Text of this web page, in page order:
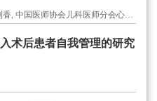
严秋萍, 周慧, 施萍, 杨玲, 杨道平, 刘利香, 中国医师协会儿科医师分会心血管专委会护理学组
术后患者自我管理的研究